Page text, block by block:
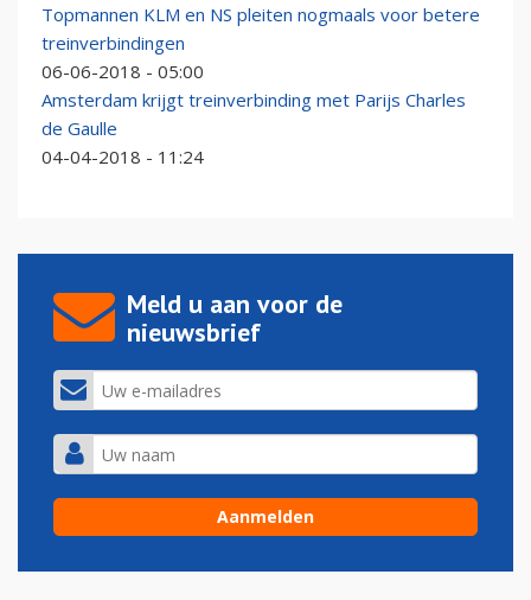
Topmannen KLM en NS pleiten nogmaals voor betere
treinverbindingen
06-06-2018 - 05:00
Amsterdam krijgt treinverbinding met Parijs Charles
de Gaulle
04-04-2018 - 11:24
Meld u aan voor de
nieuwsbrief